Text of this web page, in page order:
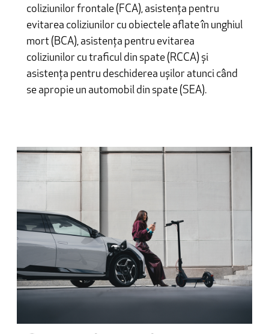
coliziunilor frontale (FCA), asistența pentru
evitarea coliziunilor cu obiectele aflate în unghiul
mort (BCA), asistența pentru evitarea
coliziunilor cu traficul din spate (RCCA) și
asistența pentru deschiderea ușilor atunci când
se apropie un automobil din spate (SEA).